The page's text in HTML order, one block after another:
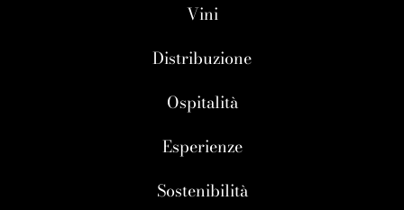
Vini
Distribuzione
Ospitalità
Esperienze
Sostenibilità